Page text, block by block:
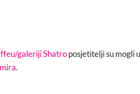
galeriji Shatroposjetitelji su mogli
.